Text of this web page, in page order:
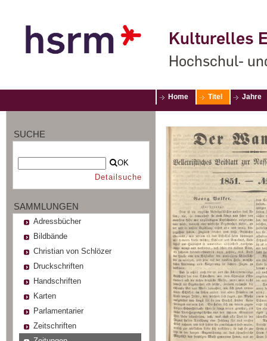
Kulturelles
Hochschul-
Home Titel Jahre
SUCHE
OK
Detailsuche
SAMMLUNGEN
Adressbücher
Bildbände
Christian von Schlözer
Druckschriften
Handschriften
Karten
Parlamentarier
Zeitschriften